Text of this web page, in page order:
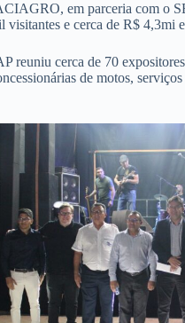
em parceria com o
e cerca de R$ 4,3mi
cerca de 70
de motos,